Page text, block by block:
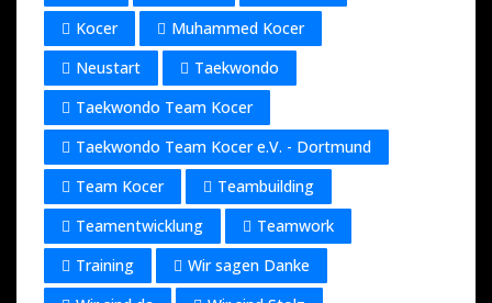
Kocer
Muhammed Kocer
Neustart
Taekwondo
Taekwondo Team Kocer
Taekwondo Team Kocer e.V. - Dortmund
Team Kocer
Teambuilding
Teamentwicklung
Teamwork
Training
Wir sagen Danke